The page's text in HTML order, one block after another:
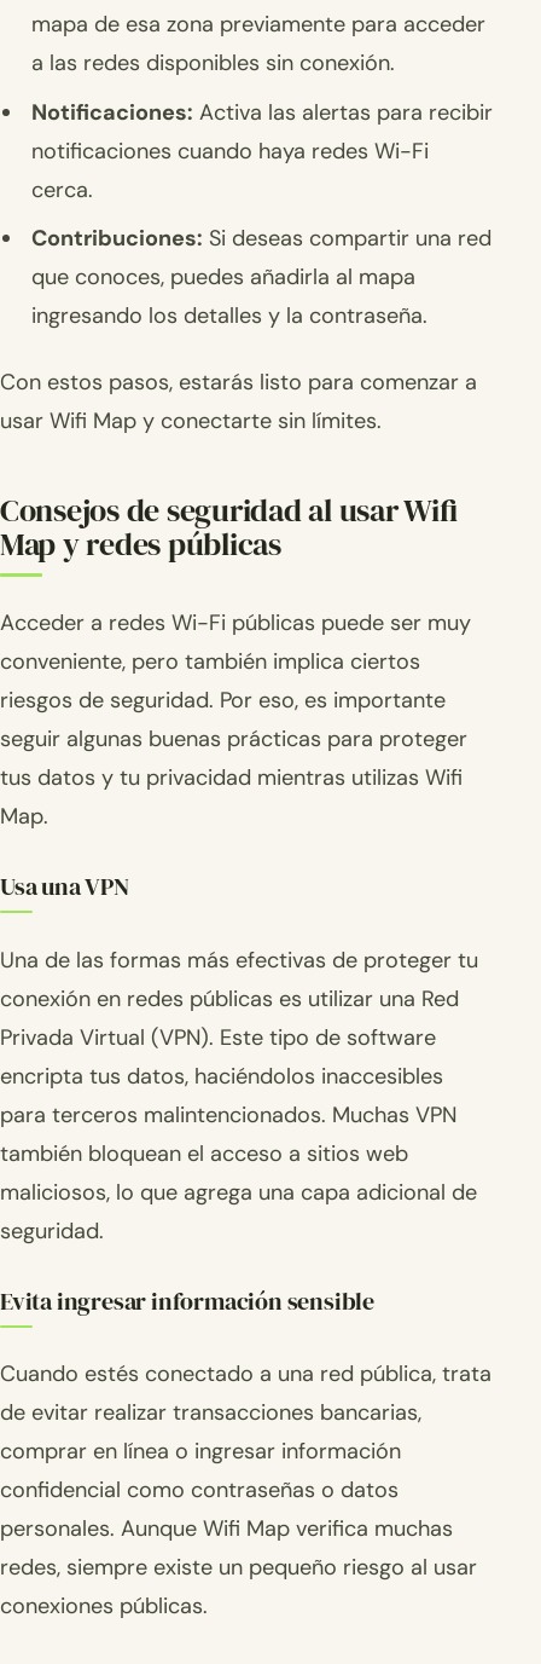
mapa de esa zona previamente para acceder
a las redes disponibles sin conexión.
Notificaciones: Activa las alertas para recibir
notificaciones cuando haya redes Wi-Fi
cerca.
Contribuciones: Si deseas compartir una red
que conoces, puedes añadirla al mapa
ingresando los detalles y la contraseña.
Con estos pasos, estarás listo para comenzar a
usar Wifi Map y conectarte sin límites.
Consejos de seguridad al usar Wifi
Map y redes públicas
Acceder a redes Wi-Fi públicas puede ser muy
conveniente, pero también implica ciertos
riesgos de seguridad. Por eso, es importante
seguir algunas buenas prácticas para proteger
tus datos y tu privacidad mientras utilizas Wifi
Map.
Usa una VPN
Una de las formas más efectivas de proteger tu
conexión en redes públicas es utilizar una Red
Privada Virtual (VPN). Este tipo de software
encripta tus datos, haciéndolos inaccesibles
para terceros malintencionados. Muchas VPN
también bloquean el acceso a sitios web
maliciosos, lo que agrega una capa adicional de
seguridad.
Evita ingresar información sensible
Cuando estés conectado a una red pública, trata
de evitar realizar transacciones bancarias,
comprar en línea o ingresar información
confidencial como contraseñas o datos
personales. Aunque Wifi Map verifica muchas
redes, siempre existe un pequeño riesgo al usar
conexiones públicas.